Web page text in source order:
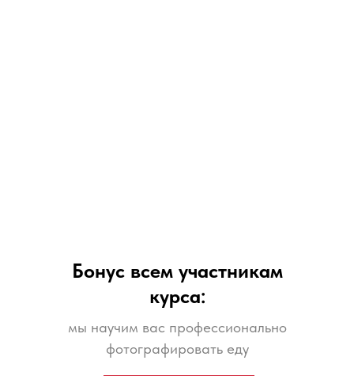
мы научим вас профессионально
фотографировать еду
Бонус всем участникам
курса: